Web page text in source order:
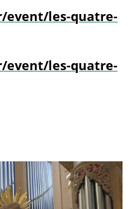
event/les-quatre-
event/les-quatre-